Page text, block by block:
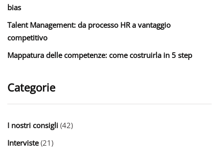
bias
Talent Management: da processo HR a vantaggio
competitivo
Mappatura delle competenze: come costruirla in 5 step
Categorie
I nostri consigli (42)
Interviste(21)